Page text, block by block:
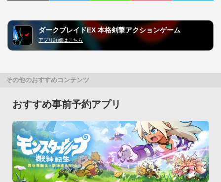
ダークブレイドEX 本格剣撃アクションゲーム
アプリ詳細はこちら
その他のおすすめコンテンツ
おすすめ事前予約アプリ